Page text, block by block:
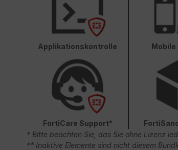
Applikationskontrolle
FortiCare Support*
* Bitte beachten Sie, das Sie ohne Lizenz
** Inaktive Elemente sind nicht diesem